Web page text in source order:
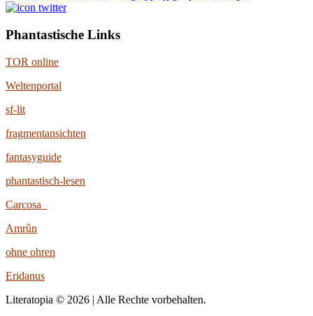
Phantastische Links
TOR online
Weltenportal
sf-lit
fragmentansichten
fantasyguide
phantastisch-lesen
Carcosa
Amrûn
ohne ohren
Eridanus
Literatopia © 2026 | Alle Rechte vorbehalten.